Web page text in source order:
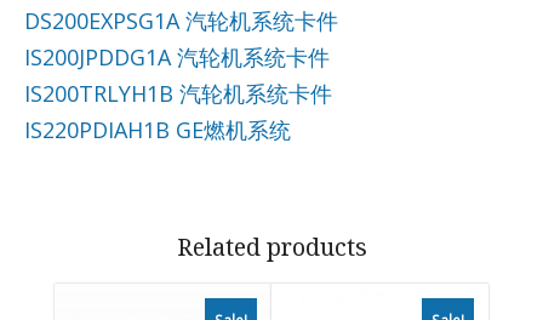
DS200EXPSG1A 汽轮机系统卡件
IS200JPDDG1A 汽轮机系统卡件
IS200TRLYH1B 汽轮机系统卡件
IS220PDIAH1B GE燃机系统
Related products